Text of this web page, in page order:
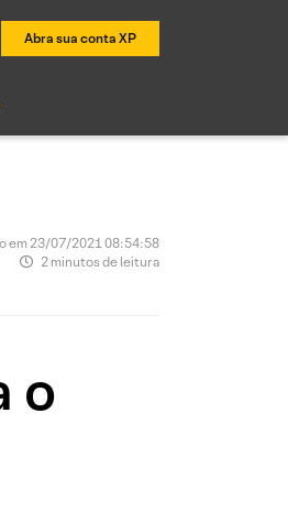
Abra sua conta XP
em 23/07/2021 08:54:58
2 minutos de leitura
o